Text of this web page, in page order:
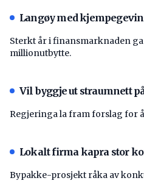
Langøy med
Sterkt år i finansmarknaden
millionutbytte.
Vil byggje ut straumnett
Regjeringa la fram forslag for
Lokalt firma kapra stor
Bypakke-prosjekt råka av